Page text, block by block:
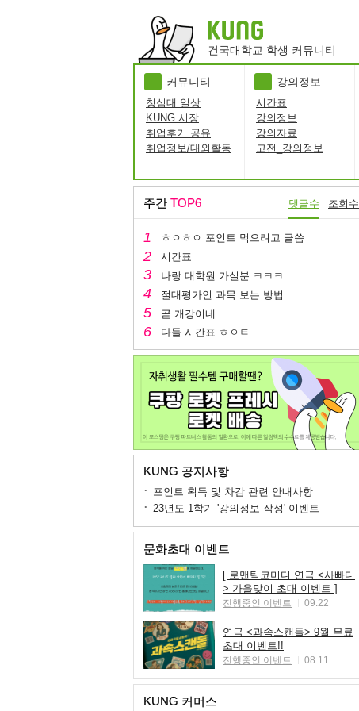
건국대학교 학생 커뮤니티
커뮤니티
청심대 일상
KUNG 시장
취업후기 공유
취업정보/대외활동
강의정보
시간표
강의정보
강의자료
고전_강의정보
주간 TOP6 댓글수 조회수
ㅎㅇㅎㅇ 포인트 먹으려고 글씀
시간표
나랑 대학원 가실분 ㅋㅋㅋ
절대평가인 과목 보는 방법
곧 개강이네....
다들 시간표 ㅎㅇㅌ
KUNG 공지사항
포인트 획득 및 차감 관련 안내사항
23년도 1학기 '강의정보 작성' 이벤트
문화초대 이벤트
[ 로맨틱코미디 연극 <사빠디
> 가을맞이 초대 이벤트 ]
진행중인 이벤트 09.22
연극 <과속스캔들> 9월 무료
초대 이벤트!!
진행중인 이벤트 08.11
KUNG 커머스